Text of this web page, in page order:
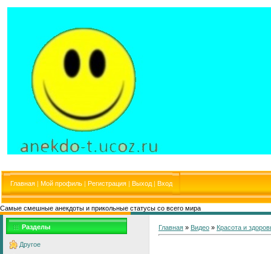
Главная | Мой профиль | Регистрация | Выход | Вход
Самые смешные анекдоты и прикольные статусы со всего мира
Разделы
Другое
Главная » Видео » Красота и